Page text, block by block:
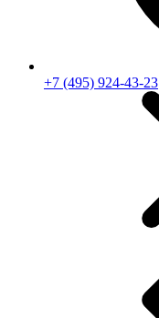
+7 (495) 924-43-23